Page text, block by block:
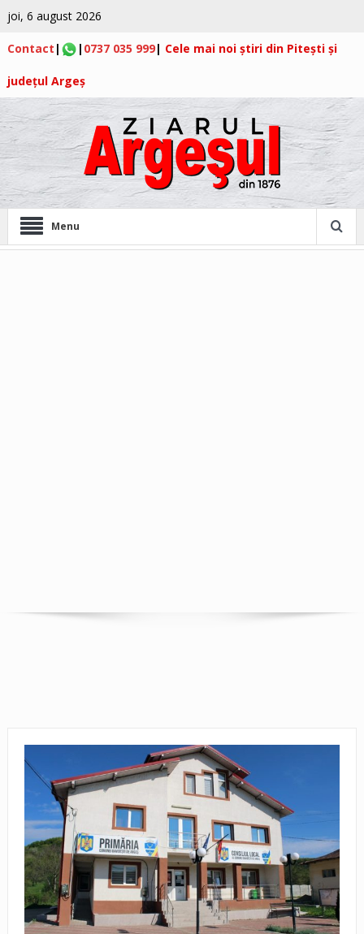
joi, 6 august 2026
Contact | | 0737 035 999| Cele mai noi știri din Pitești și
județul Argeș
Menu